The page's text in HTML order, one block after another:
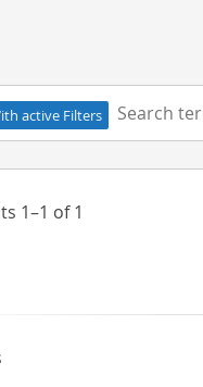
active Filters
Search term:
1–1 of1